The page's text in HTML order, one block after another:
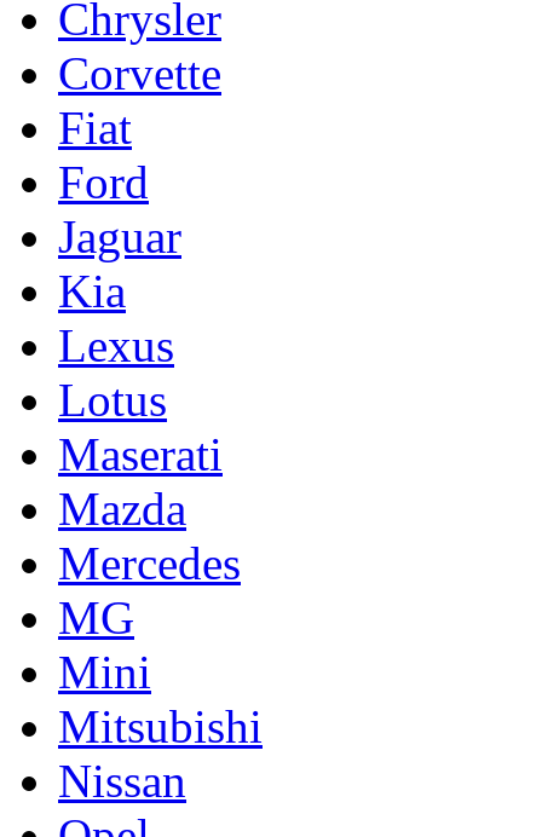
Chrysler
Corvette
Fiat
Ford
Jaguar
Kia
Lexus
Lotus
Maserati
Mazda
Mercedes
MG
Mini
Mitsubishi
Nissan